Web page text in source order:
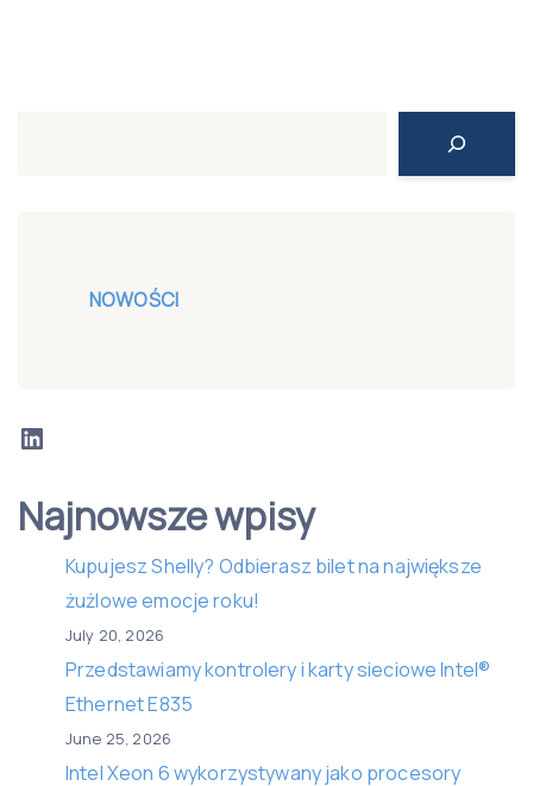
NOWOŚCI
LinkedIn
Najnowsze wpisy
Kupujesz Shelly? Odbierasz bilet na największe
żużlowe emocje roku!
July 20, 2026
Przedstawiamy kontrolery i karty sieciowe Intel®
Ethernet E835
June 25, 2026
Intel Xeon 6 wykorzystywany jako procesory